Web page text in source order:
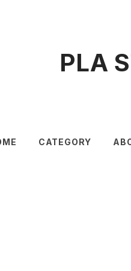
PLA
CATEGORY